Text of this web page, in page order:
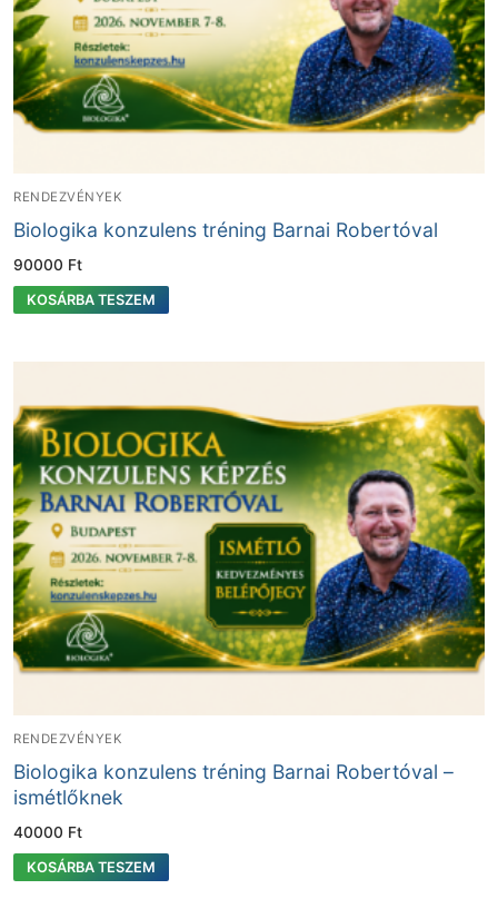
RENDEZVÉNYEK
Biologika konzulens tréning Barnai Robertóval
90000 Ft
KOSÁRBA TESZEM
RENDEZVÉNYEK
Biologika konzulens tréning Barnai Robertóval –
ismétlőknek
40000 Ft
KOSÁRBA TESZEM